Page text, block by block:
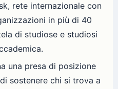
rete internazionale con
in più di 40
di studiose e studiosi
una presa di posizione
sostenere chi si trova a